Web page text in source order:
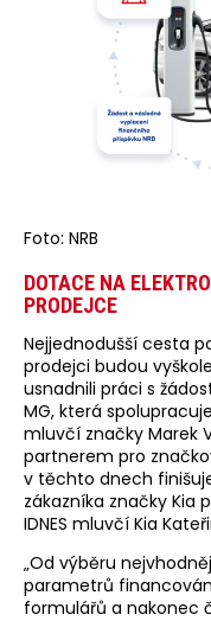
Foto: NRB
DOTACE NA
PRODEJCE
Nejjednodušší cesta
prodejci budou
usnadnili práci s
MG, která
mluvčí značky Marek
partnerem pro
v těchto dnech
zákazníka značky Kia
IDNES mluvčí Kia
„Od výběru
parametrů
formulářů a nakonec